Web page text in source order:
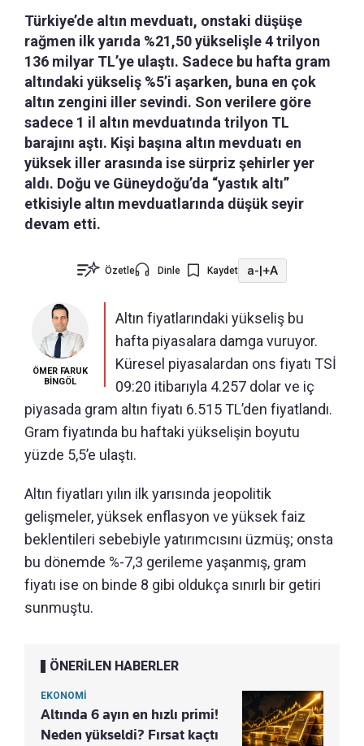
Türkiye’de altın mevduatı, onstaki düşüşe
rağmen ilk yarıda %21,50 yükselişle 4 trilyon
136 milyar TL’ye ulaştı. Sadece bu hafta gram
altındaki yükseliş %5’i aşarken, buna en çok
altın zengini iller sevindi. Son verilere göre
sadece 1 il altın mevduatında trilyon TL
barajını aştı. Kişi başına altın mevduatı en
yüksek iller arasında ise sürpriz şehirler yer
aldı. Doğu ve Güneydoğu’da “yastık altı”
etkisiyle altın mevduatlarında düşük seyir
devam etti.
Özetle Dinle Kaydet a-|+A
ÖMER FARUK
BİNGÖL
Altın fiyatlarındaki yükseliş bu
hafta piyasalara damga vuruyor.
Küresel piyasalardan ons fiyatı TSİ
09:20 itibarıyla 4.257 dolar ve iç
piyasada gram altın fiyatı 6.515 TL’den fiyatlandı.
Gram fiyatında bu haftaki yükselişin boyutu
yüzde 5,5’e ulaştı.
Altın fiyatları yılın ilk yarısında jeopolitik
gelişmeler, yüksek enflasyon ve yüksek faiz
beklentileri sebebiyle yatırımcısını üzmüş; onsta
bu dönemde %-7,3 gerileme yaşanmış, gram
fiyatı ise on binde 8 gibi oldukça sınırlı bir getiri
sunmuştu.
ÖNERİLEN HABERLER
EKONOMİ
Altında 6 ayın en hızlı primi!
Neden yükseldi? Fırsat kaçtı